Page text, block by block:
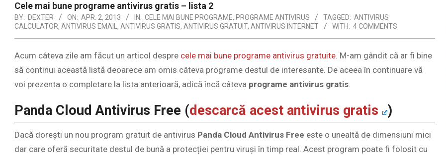
Cele mai bune programe antivirus gratis – lista 2
BY: DEXTER ON: APR. 2, 2013 IN: CELE MAI BUNE PROGRAME, PROGRAME ANTIVIRUS TAGGED: ANTIVIRUS
CALCULATOR, ANTIVIRUS EMAIL , ANTIVIRUS GRATIS, ANTIVIRUS GRATUIT, ANTIVIRUS INTERNET WITH: 4 COMMENTS
Acum câteva zile am făcut un articol despre cele mai bune programe antivirus gratuite. M-am gândit că ar fi bine
să continui această listă deoarece am omis câteva programe destul de interesante. De aceea în continuare vă
voi prezenta o completare la lista anterioară, adică încă câteva programe antivirus gratis.
Panda Cloud Antivirus Free (descarcă acest antivirus gratis )
Dacă dorești un nou program gratuit de antivirus Panda Cloud Antivirus Free este o unealtă de dimensiuni mici
dar care oferă securitate destul de bună a protecției pentru viruși în timp real. Acest program poate fi folosit cu